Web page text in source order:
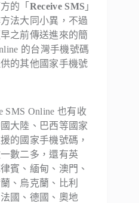
的「 Receive SMS 」
法大同小異，不過
之前傳送進來的簡
的台灣手機號碼
的其他國家手機號
SMS Online 也有收
大陸、巴西等國家
的國家手機號碼，
數二多，還有英
賓、緬甸、澳門、
、烏克蘭、比利
國、德國、奧地